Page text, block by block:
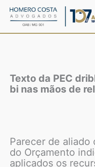
para
Texto da PEC
bi nas mãos de
Parecer de
do Orçamento
aplicados os